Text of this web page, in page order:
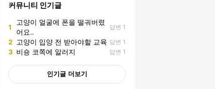
커뮤니티 인기글
1
고양이 얼굴에 폰을 떨궈버렸
어요..
답변 1
2 고양이 입양 전 받아야할 교육 답변 1
3 비숑 코쪽에 알러지 답변 1
인기글 더보기